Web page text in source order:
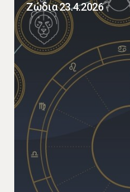
Ζώδια 23.4.2026